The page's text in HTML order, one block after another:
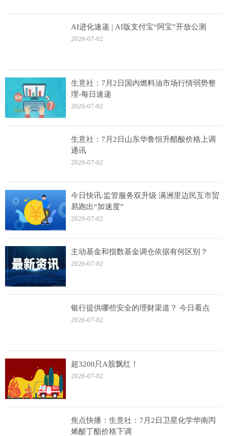
AI进化速递 | AI版支付宝“阿宝”开放公测
2026-07-02
生意社：7月2日国内燃料油市场行情弱势整
理-每日速递
2026-07-02
生意社：7月2日山东华鲁恒升醋酸价格上调
通讯
2026-07-02
今日快讯:监管服务双升级 满洲里边民互市贸
易跑出“加速度”
2026-07-02
主动基金和指数基金调仓依据有何区别？
2026-07-02
银行提供哪些安全的理财渠道？ 今日看点
2026-07-02
超3200只A股飘红！
2026-07-02
焦点快播：生意社：7月2日卫星化学华南丙
烯酸丁酯价格下调